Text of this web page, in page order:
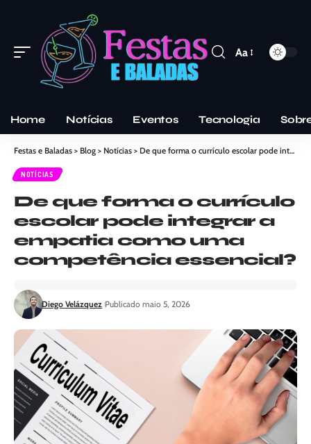
Aa
Home Notícias Eventos Tecnologia
Festas e Baladas > Blog > Notícias > De que forma o currículo escolar pode integrar a empatia como uma competência essencial?
NOTÍCIAS
De que forma o currículo
escolar pode integrar a
empatia como uma
competência essencial?
Diego Velázquez Publicado maio 5, 2026